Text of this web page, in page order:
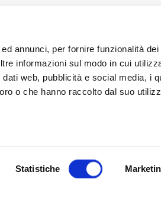
annunci, per fornire funzionalità
informazioni sul modo in cui
web, pubblicità e social media, i
o che hanno raccolto dal suo
Statistiche
LEGGI bici.PRO